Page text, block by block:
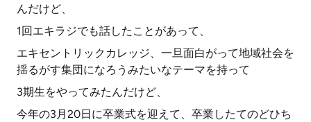
んだけど、
1回エキラジでも話したことがあって、
エキセントリックカレッジ、一旦面白がって地域社会を
揺るがす集団になろうみたいなテーマを持って
3期生をやってみたんだけど、
今年の3月20日に卒業式を迎えて、卒業したてのどひち